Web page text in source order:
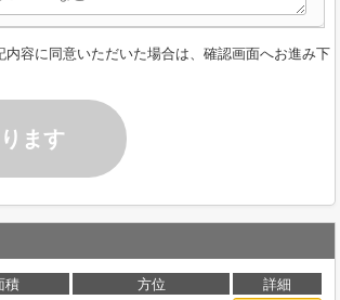
内容に同意いただいた場合は、確認画面へお進み下
ます
積 方位
詳細